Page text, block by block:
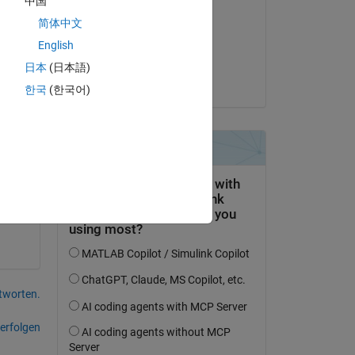
am 23 Sep. 2022
Akzeptiert:
简体中文
English
日本 (日本語)
한국 (한국어)